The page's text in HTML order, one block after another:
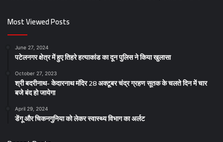
Most Viewed Posts
June 27, 2024
पटेलनगर क्षेत्र में हुए तिहरे हत्याकांड का दून पुलिस ने किया खुलासा
October 27, 2023
श्री बदरीनाथ- केदारनाथ मंदिर 28 अक्टूबर चंद्र ग्रहण सूतक के चलते दिन में चार
बजे बंद हो जायेगा
April 29, 2024
डेंगू और चिकनगुनिया को लेकर स्वास्थ्य विभाग का अर्लट